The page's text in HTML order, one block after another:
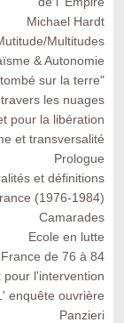
Michael Hardt
Multitudes
& Autonomie
sur la terre"
les nuages
pour la libération
et transversalité
Prologue
et définitions
(1976-1984)
Camarades
Ecole en lutte
de 76 à 84
pour l'intervention
enquête ouvrière
Panzieri